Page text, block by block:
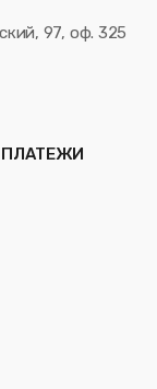
97, оф. 325
ПЛАТЕЖИ